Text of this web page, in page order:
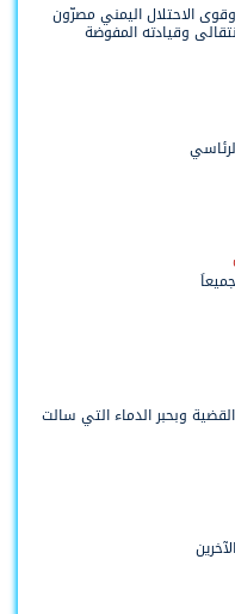
الاحتلال اليمني مصرّون
وقيادته المفوضة
القضية وبحبر الدماء التي سالت